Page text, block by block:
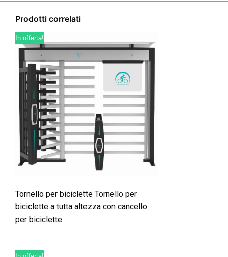
Prodotti correlati
In offerta!
Tornello per biciclette Tornello per
biciclette a tutta altezza con cancello
per biciclette